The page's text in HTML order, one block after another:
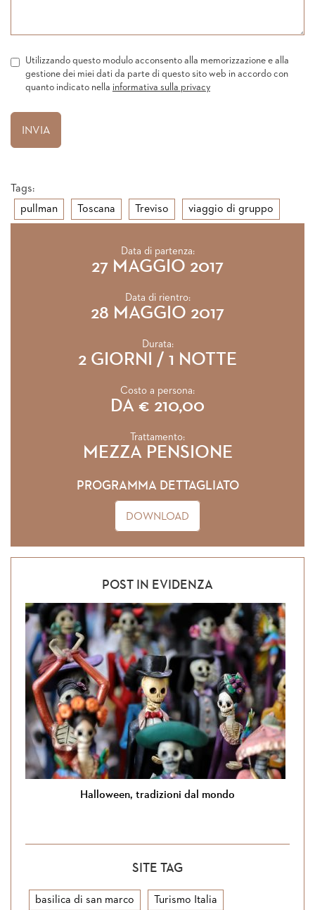
Utilizzando questo modulo acconsento alla memorizzazione e alla
gestione dei miei dati da parte di questo sito web in accordo con
quanto indicato nella informativa sulla privacy
Tags:
pullman
Toscana Treviso viaggio di gruppo
Data di partenza:
27 MAGGIO 2017
Data di rientro:
28 MAGGIO 2017
Durata:
2 GIORNI / 1 NOTTE
Costo a persona:
DA € 210,00
Trattamento:
MEZZA PENSIONE
PROGRAMMA DETTAGLIATO
DOWNLOAD
POST IN EVIDENZA
Halloween, tradizioni dal mondo
SITE TAG
basilica di san marco Turismo Italia